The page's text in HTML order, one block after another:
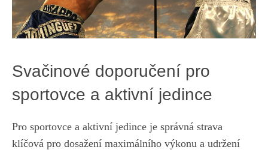
Svačinové doporučení pro
sportovce a aktivní jedince
Pro sportovce a aktivní jedince je správná strava
klíčová pro dosažení maximálního výkonu a udržení